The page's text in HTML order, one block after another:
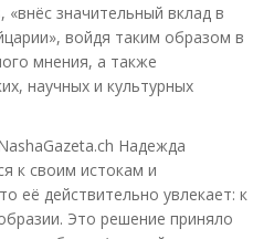
значительный вклад в
войдя таким образом в
мнения, а также
научных и культурных
Надежда
к своим истокам и
её действительно увлекает: к
Это решение приняло